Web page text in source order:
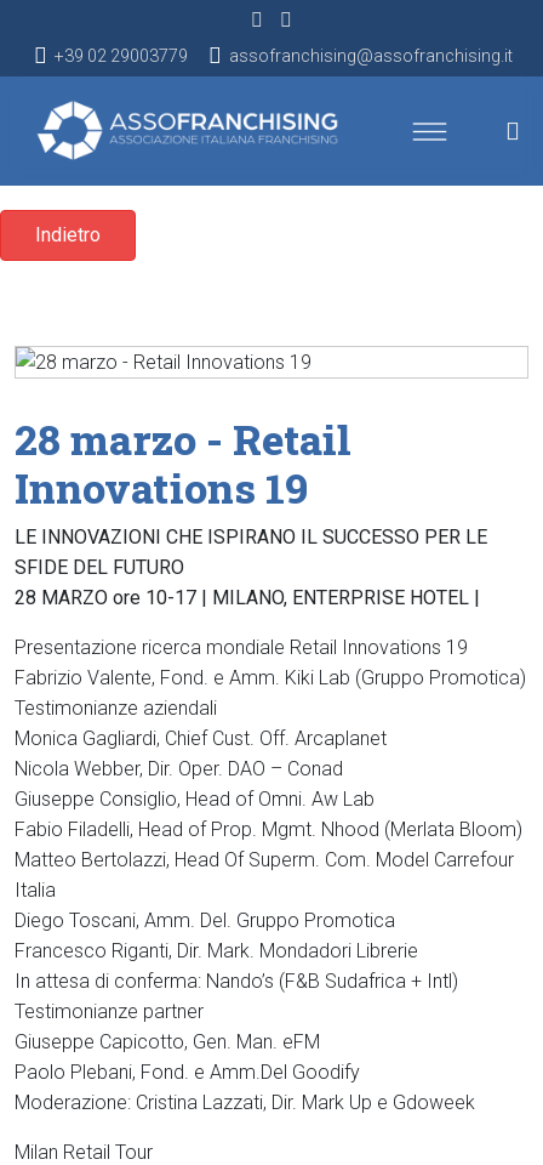
+39 02 29003779 assofranchising@assofranchising.it
Indietro
28 marzo - Retail
Innovations 19
LE INNOVAZIONI CHE ISPIRANO IL SUCCESSO PER LE
SFIDE DEL FUTURO
28 MARZO ore 10-17 | MILANO, ENTERPRISE HOTEL |
Presentazione ricerca mondiale Retail Innovations 19
Fabrizio Valente, Fond. e Amm. Kiki Lab (Gruppo Promotica)
Testimonianze aziendali
Monica Gagliardi, Chief Cust. Off. Arcaplanet
Nicola Webber, Dir. Oper. DAO – Conad
Giuseppe Consiglio, Head of Omni. Aw Lab
Fabio Filadelli, Head of Prop. Mgmt. Nhood (Merlata Bloom)
Matteo Bertolazzi, Head Of Superm. Com. Model Carrefour
Italia
Diego Toscani, Amm. Del. Gruppo Promotica
Francesco Riganti, Dir. Mark. Mondadori Librerie
In attesa di conferma: Nando’s (F&B Sudafrica + Intl)
Testimonianze partner
Giuseppe Capicotto, Gen. Man. eFM
Paolo Plebani, Fond. e Amm.Del Goodify
Moderazione: Cristina Lazzati, Dir. Mark Up e Gdoweek
Milan Retail Tour